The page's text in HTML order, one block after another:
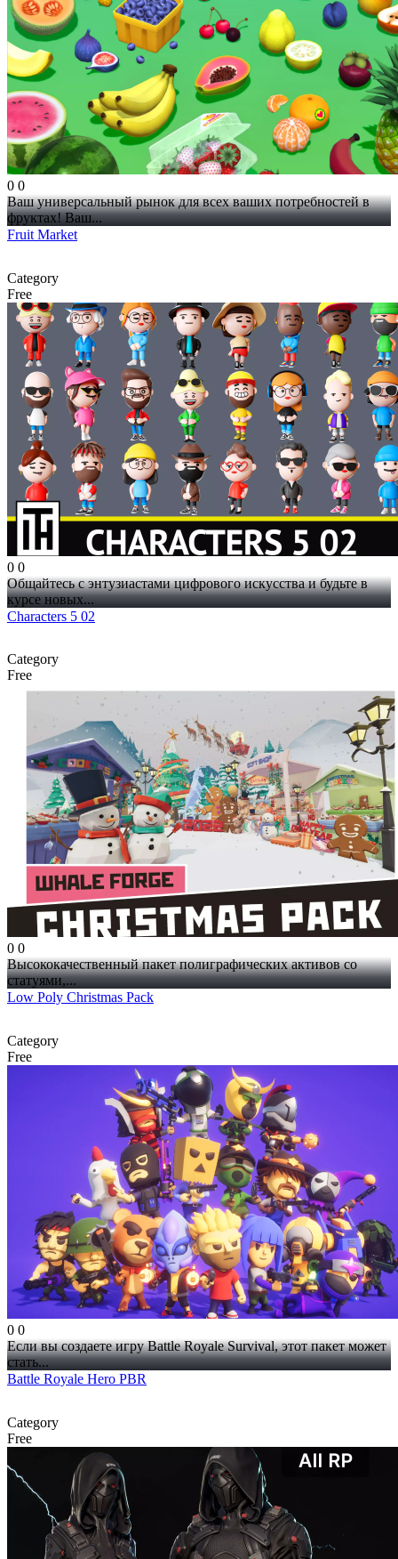
0 0
Ваш универсальный рынок для всех ваших потребностей в
фруктах! Ваш...
Fruit Market
Category
Free
0 0
Общайтесь с энтузиастами цифрового искусства и будьте в
курсе новых...
Characters 5 02
Category
Free
0 0
Высококачественный пакет полиграфических активов со
статуями,...
Low Poly Christmas Pack
Category
Free
0 0
Если вы создаете игру Battle Royale Survival, этот пакет может
стать...
Battle Royale Hero PBR
Category
Free